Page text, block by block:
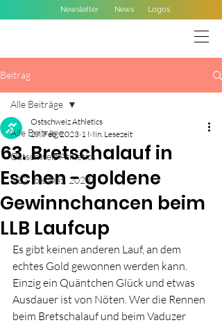
Newsletter · News · Logos
Beitrag
Alle Beiträge
Ostschweiz Athletics
NLZ (bis Dez. 2023)
Alle Beiträge
63. Bretschalauf in
Eschen - goldene
Gewinnchancen beim
LLB Laufcup
Ostschweiz Athletics
27. Feb. 2023 1 Min. Lesezeit
Es gibt keinen anderen Lauf, an dem
echtes Gold gewonnen werden kann.
Einzig ein Quäntchen Glück und etwas
Ausdauer ist von Nöten. Wer die Rennen
beim Bretschalauf und beim Vaduzer